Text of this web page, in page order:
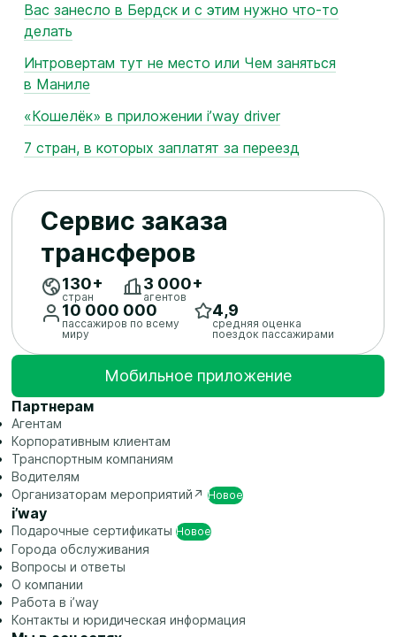
Вас занесло в Бердск и с этим нужно что‑то
делать
Интровертам тут не место или Чем заняться
в Маниле
«Кошелёк» в приложении i’way driver
7 стран, в которых заплатят за переезд
Сервис заказа
трансферов
130+
стран
3 ​000+
агентов
10 ​000 ​000
пассажиров по всему
миру
4,9
средняя оценка
поездок пассажирами
Мобильное приложение
Партнерам
Агентам
Корпоративным клиентам
Транспортным компаниям
Водителям
Организатораммероприятий↗ Новое
i’way
Подарочныесертификаты Новое
Города обслуживания
Вопросы и ответы
О компании
Работа в i’way
Контакты и юридическая информация